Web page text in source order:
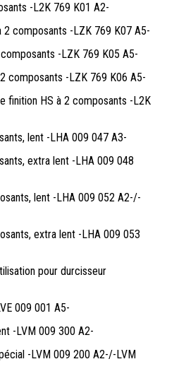
-L2K 769 K01 A2-
2 composants -LZK 769 K07 A5-
-LZK 769 K05 A5-
composants -LZK 769 K06 A5-
finition HS à 2 composants -L2K
lent -LHA 009 047 A3-
extra lent -LHA 009 048
lent -LHA 009 052 A2-/-
extra lent -LHA 009 053
pour durcisseur
009 001 A5-
-LVM 009 300 A2-
-LVM 009 200 A2-/-LVM